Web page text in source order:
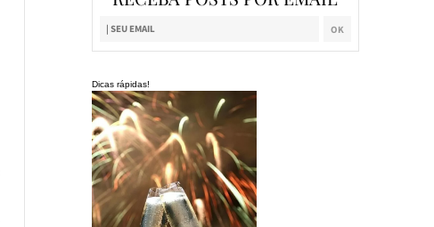
Dicas rápidas!